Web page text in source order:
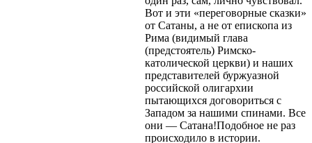
Вот и эти «переговорные сказки»
от Сатаны, а не от епископа из
Рима (видимый глава
(предстоятель) Римско-
католической церкви) и наших
представителей буржуазной
российской олигархии
пытающихся договориться с
Западом за нашими спинами. Все
они — Сатана!Подобное не раз
происходило в истории.